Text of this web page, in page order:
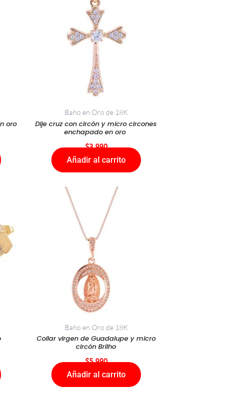
oro
Baño en Oro de 18K
Dije cruz con circón y micro circones
enchapado en oro
$3.990
Añadir al carrito
Baño en Oro de 18K
Collar virgen de Guadalupe y micro
circón Brilho
$5.990
Añadir al carrito